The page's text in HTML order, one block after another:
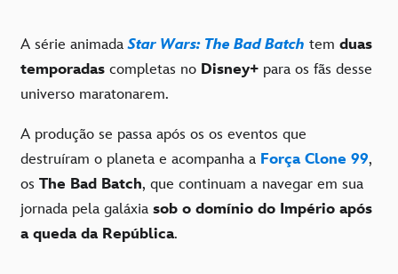
A série animadaStar Wars: The Bad Batch tem duas
temporadas completas no Disney+ para os fãs desse
universo maratonarem.
A produção se passa após os os eventos que
destruíram o planeta e acompanha a Força Clone 99,
os The Bad Batch, que continuam a navegar em sua
jornada pela galáxia sob o domínio do Império após
a queda da República.